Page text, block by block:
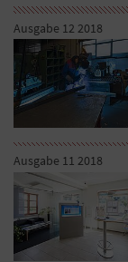
Ausgabe 12 2018
Ausgabe 11 2018